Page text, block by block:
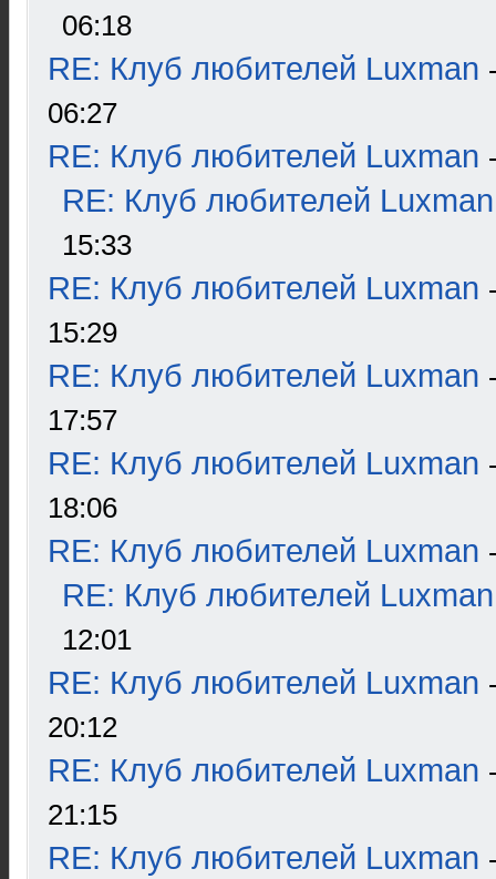
06:18
RE: Клуб любителей Luxman
06:27
RE: Клуб любителей Luxman
RE: Клуб любителей Luxman
15:33
RE: Клуб любителей Luxman
15:29
RE: Клуб любителей Luxman
17:57
RE: Клуб любителей Luxman
18:06
RE: Клуб любителей Luxman
RE: Клуб любителей Luxman
12:01
RE: Клуб любителей Luxman
20:12
RE: Клуб любителей Luxman
21:15
RE: Клуб любителей Luxman